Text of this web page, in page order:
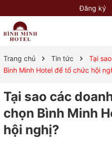
Đăng ký
Trang chủ Tin tức
Tại
Bình Minh Hotel để tổ chức hội
Tại sao các
chọn Bình Minh
hội nghị?